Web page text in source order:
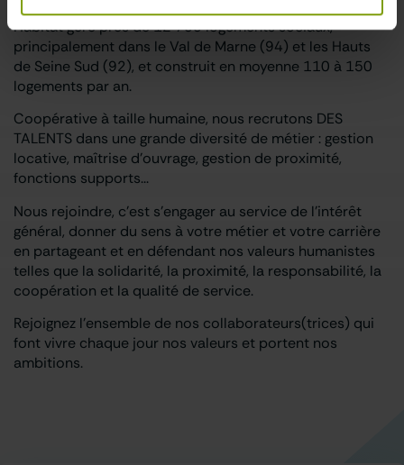
Habitat gère près de 12 700 logements sociaux,
principalement dans le Val de Marne (94) et les Hauts
de Seine Sud (92), et construit en moyenne 110 à 150
logements par an.
Coopérative à taille humaine, nous recrutons DES
TALENTS dans une grande diversité de métier : gestion
locative, maîtrise d'ouvrage, gestion de proximité,
fonctions supports...
Nous rejoindre, c'est s'engager au service de l'intérêt
général, donner du sens à votre métier et votre carrière
en partageant et en défendant nos valeurs humanistes
telles que la solidarité, la proximité, la responsabilité, la
coopération et la qualité de service.
Rejoignez l'ensemble de nos collaborateurs(trices) qui
font vivre chaque jour nos valeurs et portent nos
ambitions.